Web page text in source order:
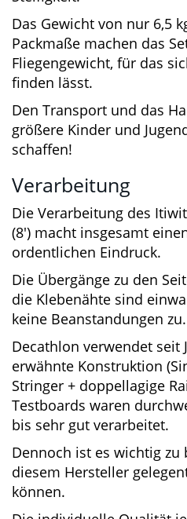
Das Resultat ist eine sehr
aus ultra leichtem
bzw. Rollbarkeit und
Steifigkeit.
Das Gewicht von nur 6,5
Packmaße machen das
Fliegengewicht, für das
Plätzchen finden lässt.
Den Transport und das
bereits größere Kinder
ohne Hilfe schaffen!
Verarbeitung
Die Verarbeitung des
(8′) macht insgesamt
ordentlichen Eindruck.
Die Übergänge zu den
sowie die Klebenähte
lassen keine
Decathlon verwendet seit
erwähnte Konstruktion
+ Stringer + doppellagige
Testboards waren
bis sehr gut verarbeitet.